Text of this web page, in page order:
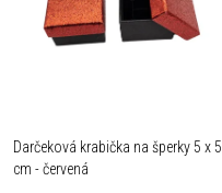
Darčeková krabička na šperky 5 x 5
cm - červená